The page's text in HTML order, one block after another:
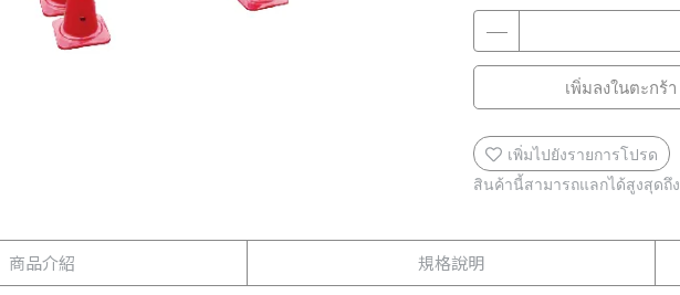
เพิ่มลงในตะกร้า
เพิ่มไปยังรายการโปรด
สินค้านี้สามารถแลกได้สูงสุดถึง
商品介紹 規格說明